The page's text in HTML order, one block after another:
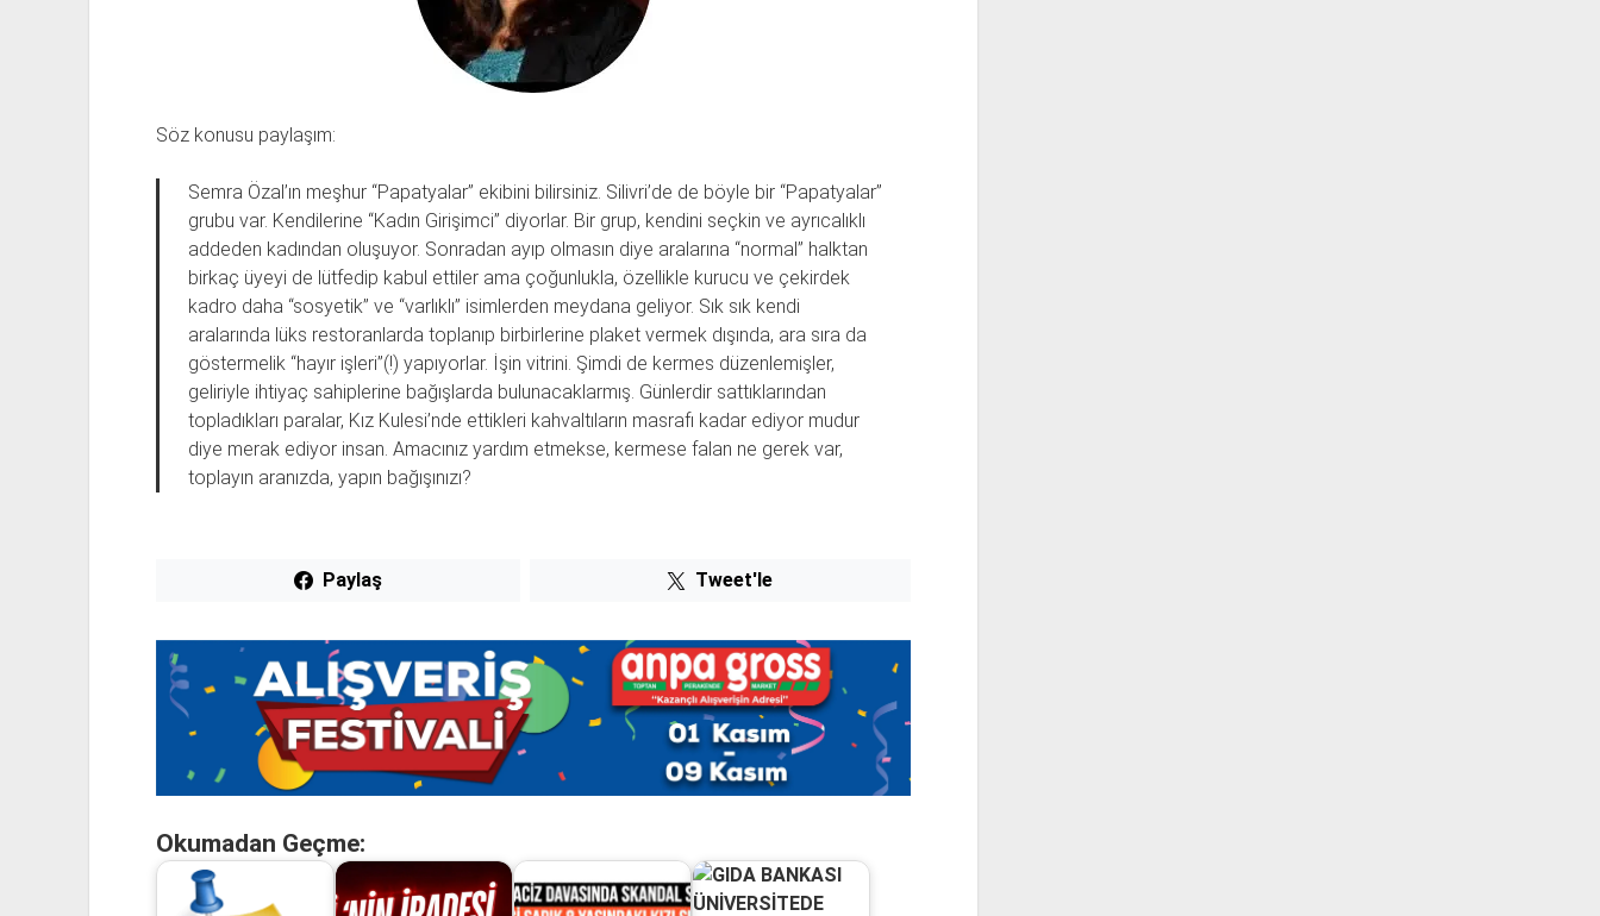
Söz konusu paylaşım:
Semra Özal’ın meşhur “Papatyalar” ekibini bilirsiniz. Silivri’de de böyle bir “Papatyalar”
grubu var. Kendilerine “Kadın Girişimci” diyorlar. Bir grup, kendini seçkin ve ayrıcalıklı
addeden kadından oluşuyor. Sonradan ayıp olmasın diye aralarına “normal” halktan
birkaç üyeyi de lütfedip kabul ettiler ama çoğunlukla, özellikle kurucu ve çekirdek
kadro daha “sosyetik” ve “varlıklı” isimlerden meydana geliyor. Sık sık kendi
aralarında lüks restoranlarda toplanıp birbirlerine plaket vermek dışında, ara sıra da
göstermelik “hayır işleri”(!) yapıyorlar. İşin vitrini. Şimdi de kermes düzenlemişler,
geliriyle ihtiyaç sahiplerine bağışlarda bulunacaklarmış. Günlerdir sattıklarından
topladıkları paralar, Kız Kulesi’nde ettikleri kahvaltıların masrafı kadar ediyor mudur
diye merak ediyor insan. Amacınız yardım etmekse, kermese falan ne gerek var,
toplayın aranızda, yapın bağışınızı?
Paylaş Tweet'le
Okumadan Geçme: